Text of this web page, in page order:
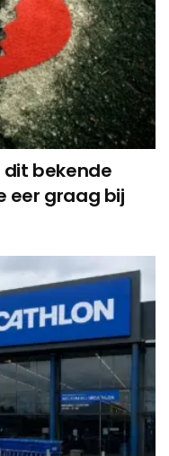
dit bekende
eer graag bij